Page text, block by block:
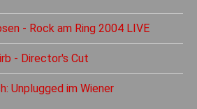
- Rock am Ring 2004 LIVE
- Director's Cut
Unplugged im Wiener